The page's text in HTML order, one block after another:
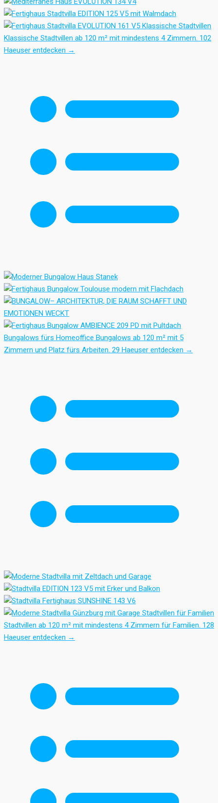
Klassische Stadtvillen
Klassische Stadtvillen ab 120 m² mit mindestens 4 Zimmern. 102
Haeuser entdecken →
Bungalows fürs Homeoffice Bungalows ab 120 m² mit 5
Zimmern und Platz fürs Arbeiten. 29 Haeuser entdecken →
Stadtvillen für Familien
Stadtvillen ab 120 m² mit mindestens 4 Zimmern für Familien. 128
Haeuser entdecken →